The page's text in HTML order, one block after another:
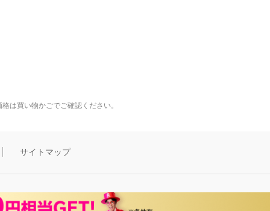
は買い物かごでご確認ください。
サイトマップ